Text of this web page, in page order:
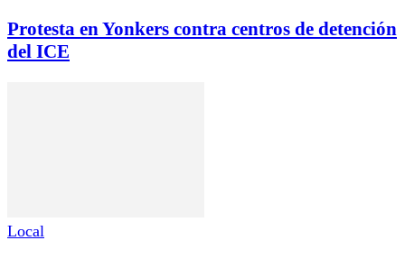
Protesta en Yonkers contra centros de detención
del ICE
Local